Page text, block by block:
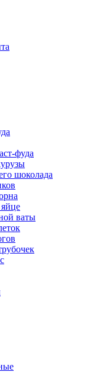
фуда
шоколада
ваты